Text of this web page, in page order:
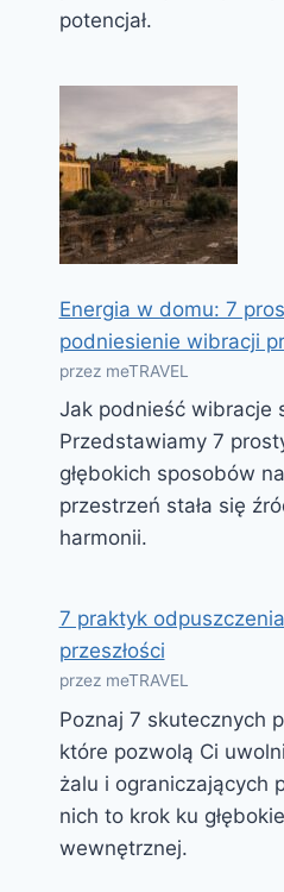
potencjał.
Energia w domu: 7
podniesienie wibracji
przez meTRAVEL
Jak podnieść wibracje
Przedstawiamy 7
głębokich sposobów
przestrzeń stała się
harmonii.
7 praktyk
przeszłości
przez meTRAVEL
Poznaj 7 skutecznych
które pozwolą Ci
żalu i ograniczających
nich to krok ku
wewnętrznej.